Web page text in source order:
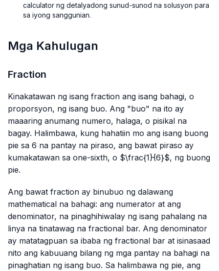
calculator ng detalyadong sunud-sunod na solusyon para
sa iyong sanggunian.
Mga Kahulugan
Fraction
Kinakatawan ng isang fraction ang isang bahagi, o
proporsyon, ng isang buo. Ang "buo" na ito ay
maaaring anumang numero, halaga, o pisikal na
bagay. Halimbawa, kung hahatiin mo ang isang buong
pie sa 6 na pantay na piraso, ang bawat piraso ay
kumakatawan sa one-sixth, o $\frac{1}{6}$, ng buong
pie.
Ang bawat fraction ay binubuo ng dalawang
mathematical na bahagi: ang numerator at ang
denominator, na pinaghihiwalay ng isang pahalang na
linya na tinatawag na fractional bar. Ang denominator
ay matatagpuan sa ibaba ng fractional bar at isinasaad
nito ang kabuuang bilang ng mga pantay na bahagi na
pinaghatian ng isang buo. Sa halimbawa ng pie, ang